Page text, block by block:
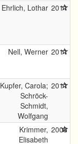
Ehrlich, Lothar 2011
Nell, Werner 2011
Kupfer, Carola;
Schröck-
Schmidt,
Wolfgang
2011
Krimmer,
Elisabeth
2008